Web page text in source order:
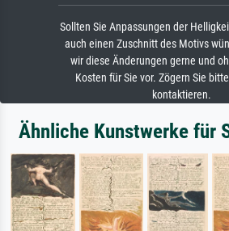
Sollten Sie Anpassungen der
auch einen Zuschnitt des Motivs
wir diese Änderungen gerne und
Kosten für Sie vor. Zögern Sie
kontaktieren.
Ähnliche Kunstwerke für